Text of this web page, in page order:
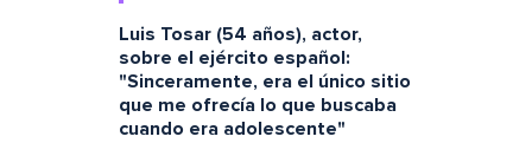
Luis Tosar (54 años), actor,
sobre el ejército español:
"Sinceramente, era el único sitio
que me ofrecía lo que buscaba
cuando era adolescente"